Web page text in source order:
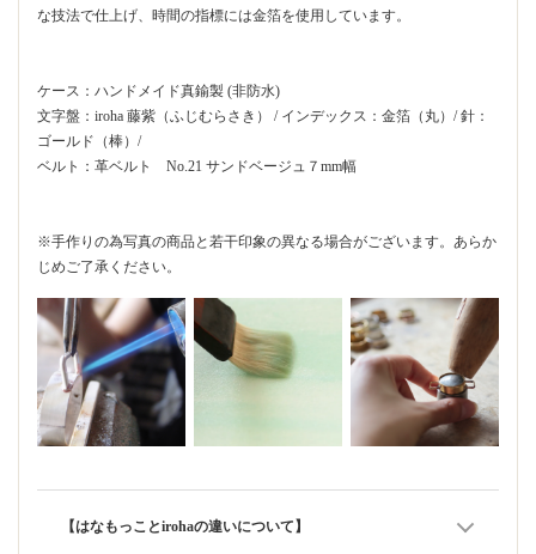
な技法で仕上げ、時間の指標には金箔を使用しています。
ケース：ハンドメイド真鍮製 (非防水)
文字盤：iroha 藤紫（ふじむらさき） / インデックス：金箔（丸）/ 針：
ゴールド（棒）/
ベルト：革ベルト No.21 サンドベージュ７mm幅
※手作りの為写真の商品と若干印象の異なる場合がございます。あらか
じめご了承ください。
【はなもっことirohaの違いについて】